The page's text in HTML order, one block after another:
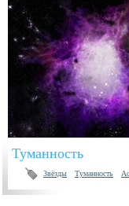
Туманность
Звёзды Туманность